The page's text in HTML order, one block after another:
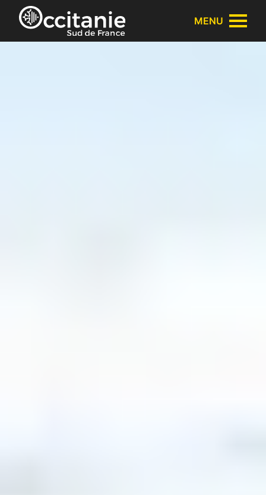
Panneau de gestion des cookies
MENU